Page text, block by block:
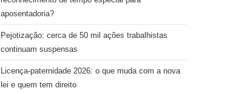
aposentadoria?
Pejotização: cerca de 50 mil ações trabalhistas
continuam suspensas
Licença-paternidade 2026: o que muda com a nova
lei e quem tem direito